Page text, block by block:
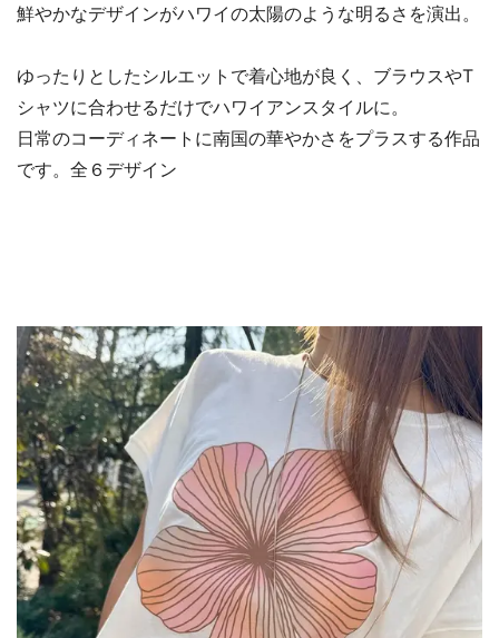
鮮やかなデザインがハワイの太陽のような明るさを演出。
ゆったりとしたシルエットで着心地が良く、ブラウスやT
シャツに合わせるだけでハワイアンスタイルに。
日常のコーディネートに南国の華やかさをプラスする作品
です。全６デザイン